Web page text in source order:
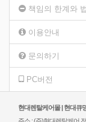
책임의 한계와
이용안내
문의하기
PC버전
현대렌탈케어몰 | 현대큐
주소 : (주)현대렌탈케어